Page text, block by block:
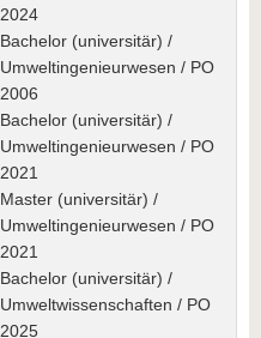
2024
Bachelor (universitär) /
Umweltingenieurwesen / PO
2006
Bachelor (universitär) /
Umweltingenieurwesen / PO
2021
Master (universitär) /
Umweltingenieurwesen / PO
2021
Bachelor (universitär) /
Umweltwissenschaften / PO
2025